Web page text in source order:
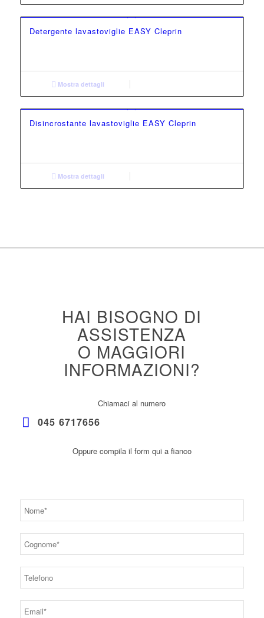
Detergente lavastoviglie EASY Cleprin
Mostra dettagli
Disincrostante lavastoviglie EASY Cleprin
Mostra dettagli
HAI BISOGNO DI
ASSISTENZA
O MAGGIORI
INFORMAZIONI?
Chiamaci al numero
045 6717656
Oppure compila il form qui a fianco